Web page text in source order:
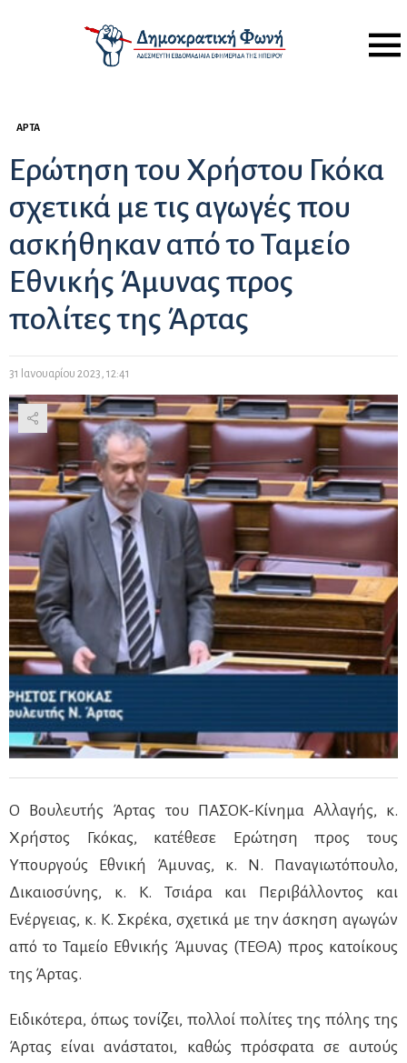
Menu
ΆΡΤΑ
Ερώτηση του Χρήστου Γκόκα
σχετικά με τις αγωγές που
ασκήθηκαν από το Ταμείο
Εθνικής Άμυνας προς
πολίτες της Άρτας
31 Ιανουαρίου 2023, 12:41
Ο Βουλευτής Άρτας του ΠΑΣΟΚ-Κίνημα Αλλαγής, κ.
Χρήστος Γκόκας, κατέθεσε Ερώτηση προς τους
Υπουργούς Εθνική Άμυνας, κ. Ν. Παναγιωτόπουλο,
Δικαιοσύνης, κ. Κ. Τσιάρα και Περιβάλλοντος και
Ενέργειας, κ. Κ. Σκρέκα, σχετικά με την άσκηση αγωγών
από το Ταμείο Εθνικής Άμυνας (ΤΕΘΑ) προς κατοίκους
της Άρτας.
Ειδικότερα, όπως τονίζει, πολλοί πολίτες της πόλης της
Άρτας είναι ανάστατοι, καθώς πρόσφατα σε αυτούς